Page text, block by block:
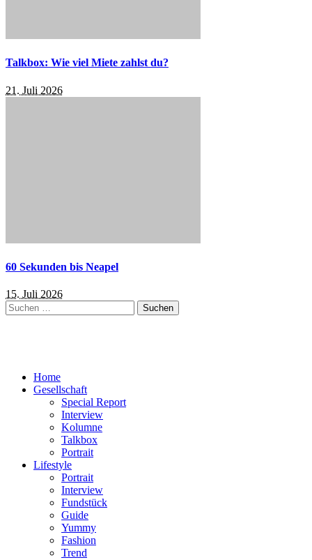
Talkbox: Wie viel Miete zahlst du?
21. Juli 2026
60 Sekunden bis Neapel
15. Juli 2026
Suchen
nach:
Home
Gesellschaft
Special Report
Interview
Kolumne
Talkbox
Portrait
Lifestyle
Portrait
Interview
Fundstück
Guide
Yummy
Fashion
Trend